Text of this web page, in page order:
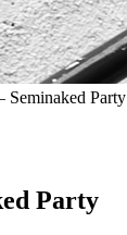
Party
Party